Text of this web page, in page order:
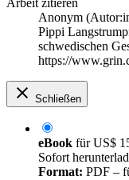
Arbeit zitieren
Anonym
Pippi
schwedischen
https://
Schließen
eBook fürUS$
Sofort
Format: PDF –